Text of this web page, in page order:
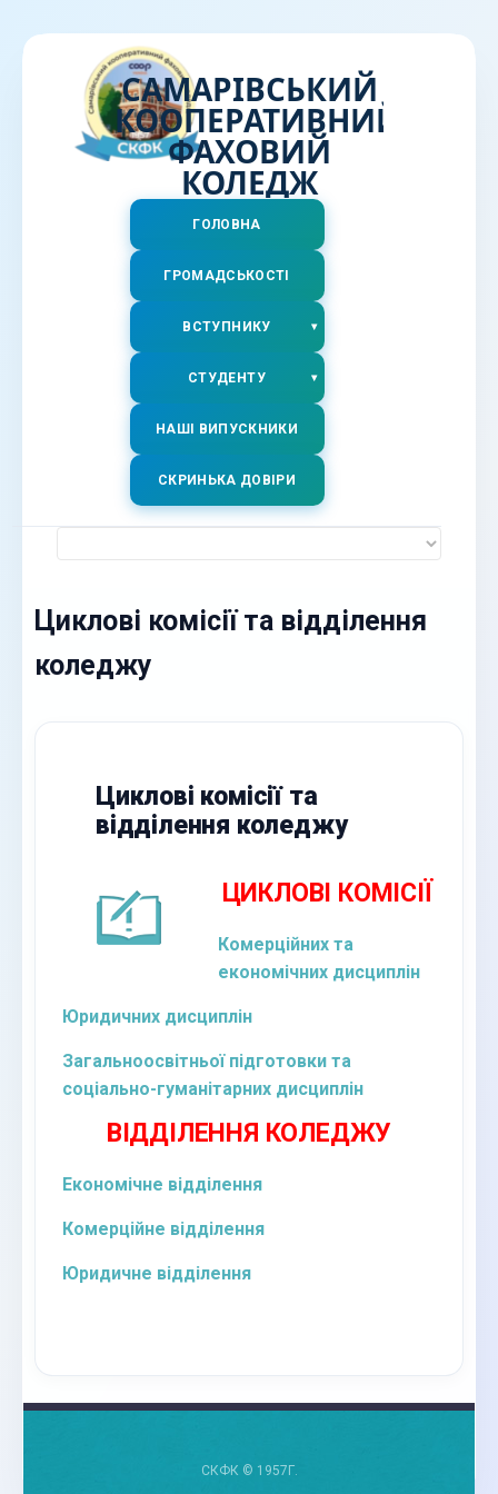
САМАРІВСЬКИЙ
КООПЕРАТИВНИЙ
ФАХОВИЙ
КОЛЕДЖ
ГОЛОВНА
ГРОМАДСЬКОСТІ
ВСТУПНИКУ
СТУДЕНТУ
НАШІ ВИПУСКНИКИ
СКРИНЬКА ДОВІРИ
Циклові комісії та відділення
коледжу
Циклові комісії та
відділення коледжу
ЦИКЛОВІ КОМІСІЇ
Комерційних та
економічних дисциплін
Юридичних дисциплін
Загальноосвітньої підготовки та
соціально-гуманітарних дисциплін
ВІДДІЛЕННЯ КОЛЕДЖУ
Економічне відділення
Комерційне відділення
Юридичне відділення
СКФК © 1957Г.